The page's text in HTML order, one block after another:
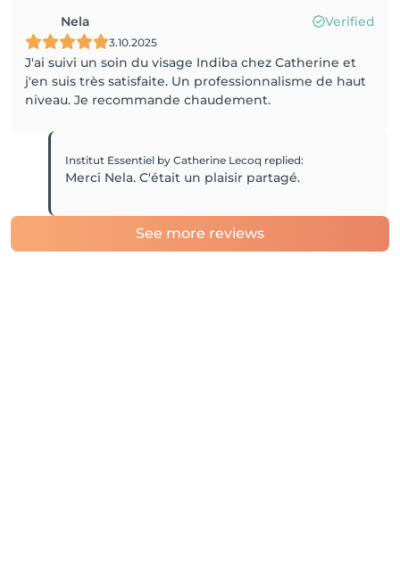
Nela Verified
3.10.2025
J'ai suivi un soin du visage Indiba chez Catherine et
j'en suis très satisfaite. Un professionnalisme de haut
niveau. Je recommande chaudement.
Institut Essentiel by Catherine Lecoq replied:
Merci Nela. C'était un plaisir partagé.
See more reviews